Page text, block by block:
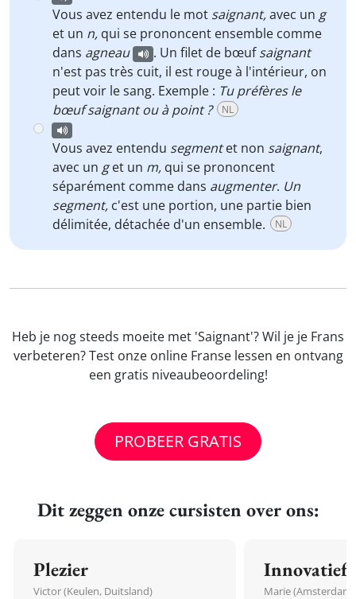
Vous avez entendu le mot saignant,avec un g
et un n, qui se prononcent ensemble comme
dans agneau . Un filet de bœufsaignant
n'est pas très cuit, il est rouge à l'intérieur, on
peut voir le sang. Exemple : Tu préfères le
bœuf saignant ou à point ?
NL
Vous avez entendu segmentet non saignant,
avec un get un m, qui se prononcent
séparément comme dans augmenter. Un
segment, c'est une portion, une partie bien
délimitée, détachée d'un ensemble.
NL
Heb je nog steeds moeite met 'Saignant'? Wil je je Frans
verbeteren? Test onze online Franse lessen en ontvang
een gratis niveaubeoordeling!
PROBEER GRATIS
Dit zeggen onze cursisten over ons:
Plezier
Victor (Keulen, Duitsland)
Innovatief
Marie